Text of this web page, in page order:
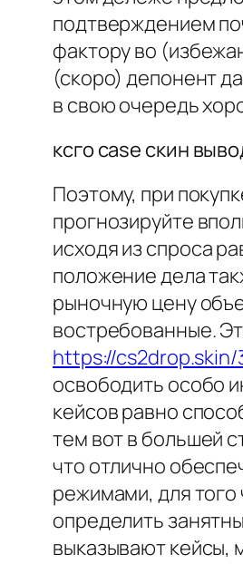
подтверждением
фактору во
(скоро) депонент
в свою очередь
ксго case скин
Поэтому, при
прогнозируйте
исходя из спроса
положение дела
рыночную цену
востребованные.
https://
освободить особо
кейсов равно
тем вот в большей
что отлично
режимами, для того
определить
выказывают кейсы,